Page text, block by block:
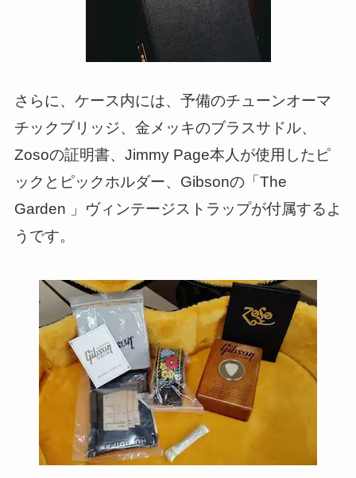
さらに、ケース内には、予備のチューンオーマ
チックブリッジ、金メッキのブラスサドル、
Zosoの証明書、Jimmy Page本人が使用したピ
ックとピックホルダー、Gibsonの「The
Garden 」ヴィンテージストラップが付属するよ
うです。